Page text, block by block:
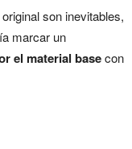
son inevitables,
marcar un
el material basecon